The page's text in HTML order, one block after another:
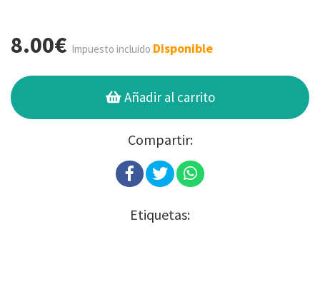
8.00€ Impuesto incluido Disponible
Añadir al carrito
Compartir:
Etiquetas: